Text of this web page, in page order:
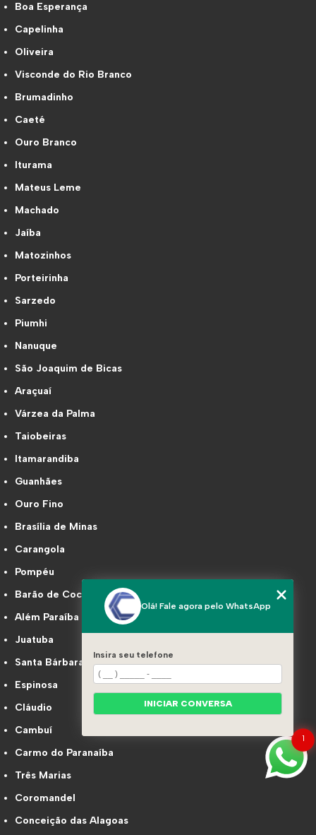
Boa Esperança
Capelinha
Oliveira
Visconde do Rio Branco
Brumadinho
Caeté
Ouro Branco
Iturama
Mateus Leme
Machado
Jaíba
Matozinhos
Porteirinha
Sarzedo
Piumhi
Nanuque
São Joaquim de Bicas
Araçuaí
Várzea da Palma
Taiobeiras
Itamarandiba
Guanhães
Ouro Fino
Brasília de Minas
Carangola
Pompéu
Barão de Cocais
Além Paraíba
Juatuba
Santa Bárbara
Espinosa
Cláudio
Cambuí
Carmo do Paranaíba
Três Marias
Coromandel
Conceição das Alagoas
1
Olá! Fale agora pelo WhatsApp
Insira seu telefone
INICIAR CONVERSA